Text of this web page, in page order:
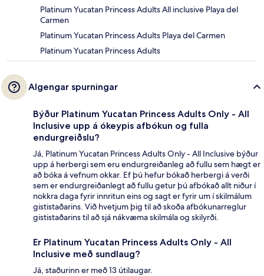
Platinum Yucatan Princess Adults All inclusive Playa del
Carmen
Platinum Yucatan Princess Adults Playa del Carmen
Platinum Yucatan Princess Adults
Algengar spurningar
Býður Platinum Yucatan Princess Adults Only - All
Inclusive upp á ókeypis afbókun og fulla
endurgreiðslu?
Já, Platinum Yucatan Princess Adults Only - All Inclusive býður
upp á herbergi sem eru endurgreiðanleg að fullu sem hægt er
að bóka á vefnum okkar. Ef þú hefur bókað herbergi á verði
sem er endurgreiðanlegt að fullu getur þú afbókað allt niður í
nokkra daga fyrir innritun eins og sagt er fyrir um í skilmálum
gististaðarins. Við hvetjum þig til að skoða afbókunarreglur
gististaðarins til að sjá nákvæma skilmála og skilyrði.
Er Platinum Yucatan Princess Adults Only - All
Inclusive með sundlaug?
Já, staðurinn er með 13 útilaugar.